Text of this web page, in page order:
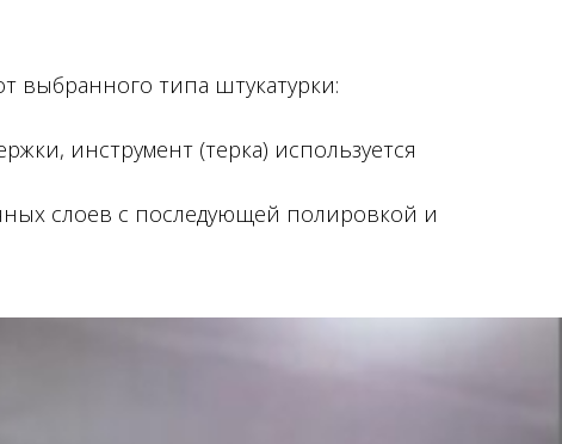
выбранного типа штукатурки:
инструмент (терка) используется
слоев с последующей полировкой и